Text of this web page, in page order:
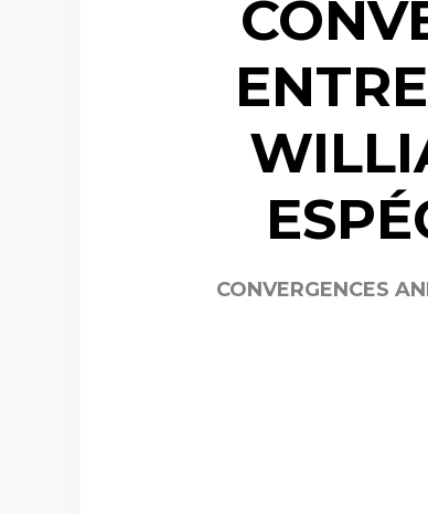
CONVERGENCES